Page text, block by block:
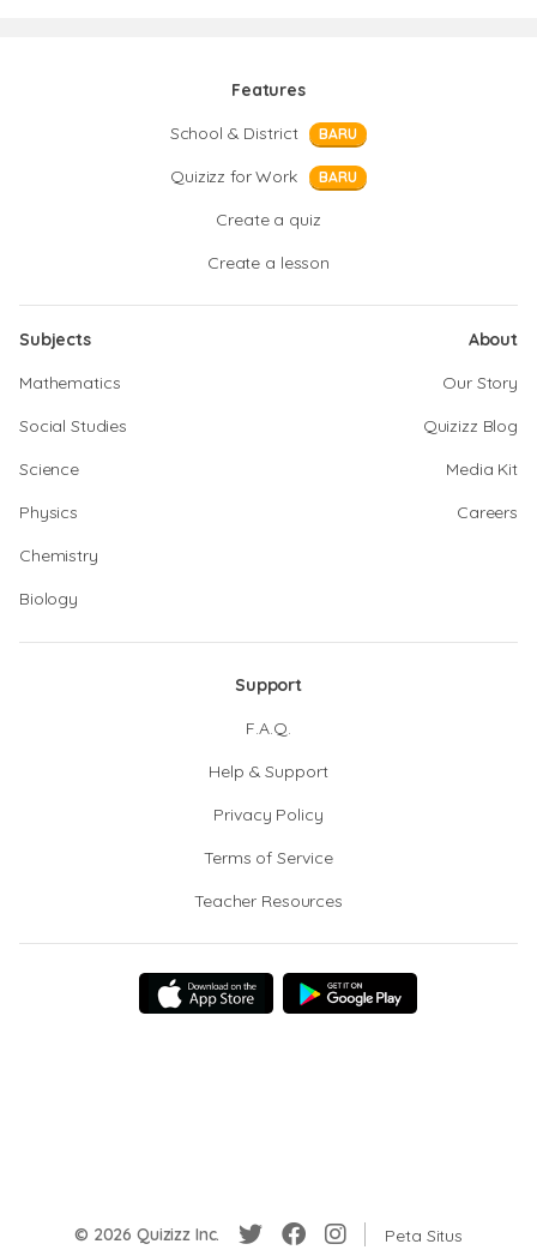
Features
School & District
BARU
Quizizz for Work BARU
Create a quiz
Create a lesson
Subjects
Mathematics
Social Studies
Science
Physics
Chemistry
Biology
About
Our Story
Quizizz Blog
Media Kit
Careers
Support
F.A.Q.
Help & Support
Privacy Policy
Terms of Service
Teacher Resources
© 2026 Quizizz Inc. Peta Situs